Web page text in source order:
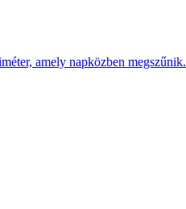
amely napközben megszűnik.